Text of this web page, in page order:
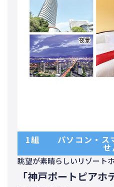
1組 パソコン・ス
せ
眺望が素晴らしいリゾート
「神戸ポートピア